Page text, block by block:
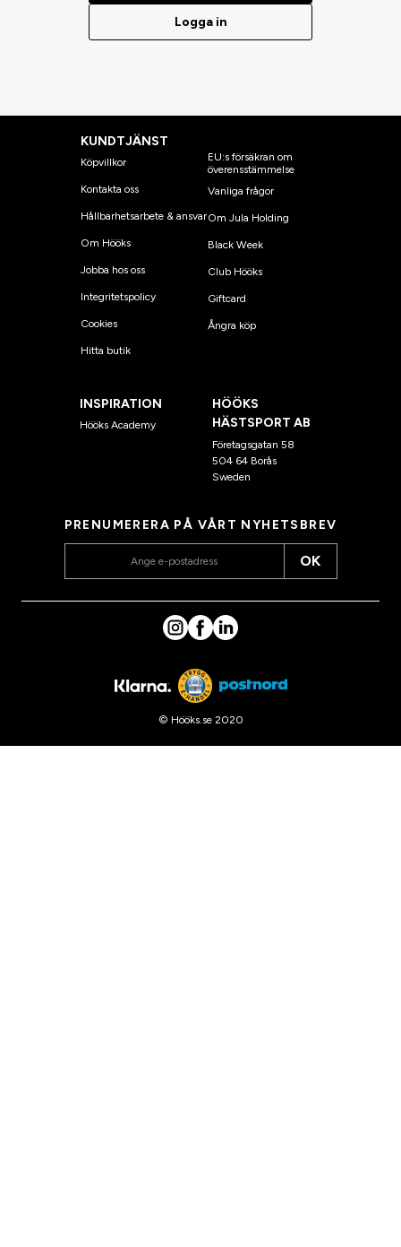
Logga in
KUNDTJÄNST
Köpvillkor
Kontakta oss
Hållbarhetsarbete & ansvar
Om Hööks
Jobba hos oss
Integritetspolicy
Cookies
Hitta butik
EU:s försäkran om
överensstämmelse
Vanliga frågor
Om Jula Holding
Black Week
Club Hööks
Giftcard
Ångra köp
INSPIRATION
Hööks Academy
HÖÖKS
HÄSTSPORT AB
Företagsgatan 58
504 64 Borås
Sweden
PRENUMERERA PÅ VÅRT NYHETSBREV
OK
© Hööks.se 2020